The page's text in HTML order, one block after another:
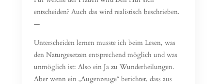
entscheiden? Auch das wird realistisch beschrieben.
—
Unterscheiden lernen musste ich beim Lesen, was
den Naturgesetzen entsprechend möglich und was
unmöglich ist: Also ein Ja zu Wunderheilungen.
Aber wenn ein „Augenzeuge“ berichtet, dass aus